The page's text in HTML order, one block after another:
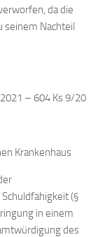
da die
seinem Nachteil
– 604 Ks 9/20
Krankenhaus
(§
in einem
des